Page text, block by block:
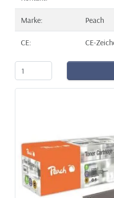
Marke: Peach
CE: CE-